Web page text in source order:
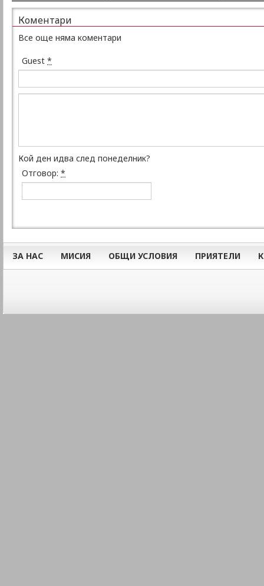
Коментари
Все още няма коментари
Guest *
Кой ден идва след понеделник?
Отговор: *
ЗА НАС МИСИЯ ОБЩИ УСЛОВИЯ ПРИЯТЕЛИ